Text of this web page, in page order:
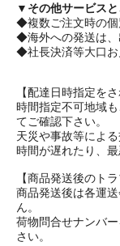
▼その他サービス
◆複数ご注文時の個
◆海外への発送は、
◆社長決済等大口お
【配達日時指定を
時間指定不可地域
てご確認下さい。
天災や事故等によ
時間が遅れたり、
【商品発送後のト
商品発送後は各運
ん。
荷物問合せナンバ
さい。